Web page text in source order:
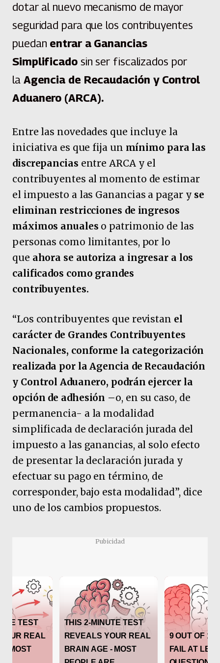
dotar al nuevo mecanismo de mayor
seguridad para que los contribuyentes
puedan entrar a Ganancias
Simplificadosin ser fiscalizados por
laAgencia de Recaudación y Control
Aduanero (ARCA).
Entre las novedades que incluye la
iniciativa es que fija un mínimo para las
discrepancias entre ARCA y el
contribuyentes al momento de estimar
el impuesto a las Ganancias a pagar y se
eliminan restricciones de ingresos
máximos anuales o patrimonio de las
personas como limitantes, por lo
que ahora se autoriza a ingresar a los
calificados como grandes
contribuyentes.
“Los contribuyentes que revistan el
carácter de Grandes Contribuyentes
Nacionales, conforme la categorización
realizada por la Agencia de Recaudación
y Control Aduanero, podrán ejercer la
opción de adhesión –o, en su caso, de
permanencia- a la modalidad
simplificada de declaración jurada del
impuesto a las ganancias, al solo efecto
de presentar la declaración jurada y
efectuar su pago en término, de
corresponder, bajo esta modalidad”, dice
uno de los cambios propuestos.
Pubicidad